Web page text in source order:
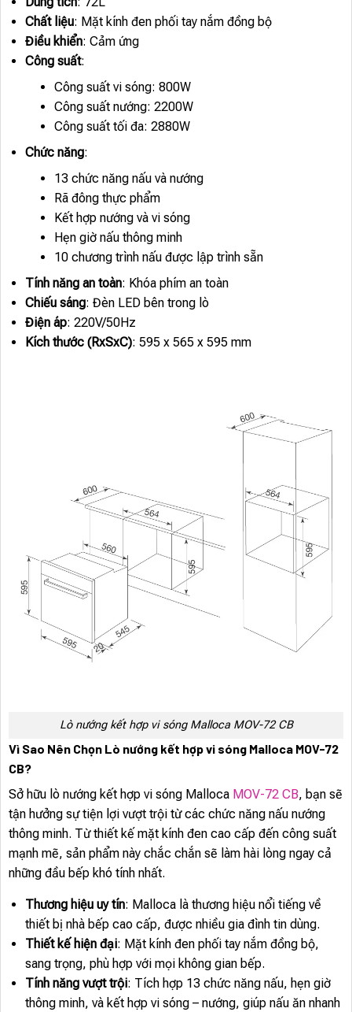
Chất liệu: Mặt kính đen phối tay nắm đồng bộ
Điều khiển: Cảm ứng
Công suất:
Công suất vi sóng: 800W
Công suất nướng: 2200W
Công suất tối đa: 2880W
Chức năng:
13 chức năng nấu và nướng
Rã đông thực phẩm
Kết hợp nướng và vi sóng
Hẹn giờ nấu thông minh
10 chương trình nấu được lập trình sẵn
Tính năng an toàn: Khóa phím an toàn
Chiếu sáng: Đèn LED bên trong lò
Điện áp: 220V/50Hz
Kích thước (RxSxC): 595 x 565 x 595 mm
Lò nướng kết hợp vi sóng Malloca MOV-72 CB
Vì Sao Nên Chọn Lò nướng kết hợp vi sóng Malloca MOV-72
CB?
Sở hữu lò nướng kết hợp vi sóng Malloca MOV-72 CB, bạn sẽ
tận hưởng sự tiện lợi vượt trội từ các chức năng nấu nướng
thông minh. Từ thiết kế mặt kính đen cao cấp đến công suất
mạnh mẽ, sản phẩm này chắc chắn sẽ làm hài lòng ngay cả
những đầu bếp khó tính nhất.
Thương hiệu uy tín: Malloca là thương hiệu nổi tiếng về
thiết bị nhà bếp cao cấp, được nhiều gia đình tin dùng.
Thiết kế hiện đại: Mặt kính đen phối tay nắm đồng bộ,
sang trọng, phù hợp với mọi không gian bếp.
Tính năng vượt trội: Tích hợp 13 chức năng nấu, hẹn giờ
thông minh, và kết hợp vi sóng – nướng, giúp nấu ăn nhanh